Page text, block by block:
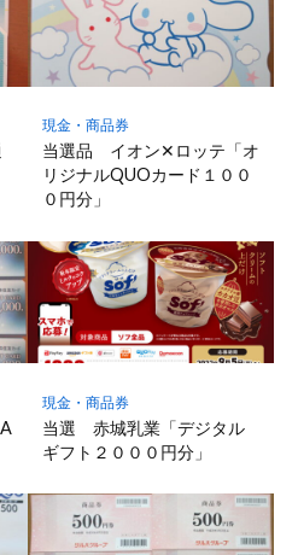
現金・商品券
当選品 イオン✕ロッテ「オ
リジナルQUOカード１００
０円分」
現金・商品券
当選 赤城乳業「デジタル
ギフト２０００円分」